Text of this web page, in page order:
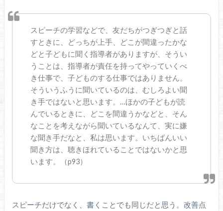
スピーチの学習などで、友だちがつぎつぎと話
すときに、どっちが上手、どこが間違ったかな
どと子どもに聞く指導者がありますが、そうい
うことは、指導者が責任を持ってやっていくべ
き仕事で、子どものする仕事ではありません。
そういうふうに聞いているのは、むしろよい聞
き手ではないと思います。…ほかの子どもが読
んでいるときに、どこを間違うかなどと、そん
なことを考えながら聞いているなんて、実に嫌
な聞き手だなと、私は思います。いちばんいい
聞き方は、聴きほれていることではないかと思
います。（p93）
スピーチだけでなく、書くことでも同じだと思う。改善点